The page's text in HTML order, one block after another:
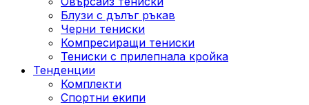
Блузи с дълъг ръкав
Черни тениски
Компресиращи тениски
Тениски с прилепнала кройка
Тенденции
Комплекти
Спортни екипи